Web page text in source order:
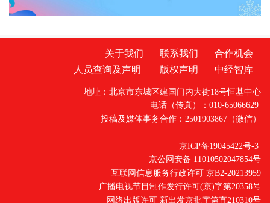
开放日活动，并主持座谈交流会。据介绍，近
关于我们 联系我们
合作机会
人员查询及声明
版权声明 中经智库
地址：北京市东城区建国门内大街18号恒基中心
电话（传真）：010-65066629
投稿及媒体事务合作：2501903867（微信）
京ICP备19045422号-3
京公网安备 11010502047854号
互联网信息服务行政许可 京B2-20213959
广播电视节目制作发行许可(京)字第20358号
网络出版许可 新出发京批字第直210310号